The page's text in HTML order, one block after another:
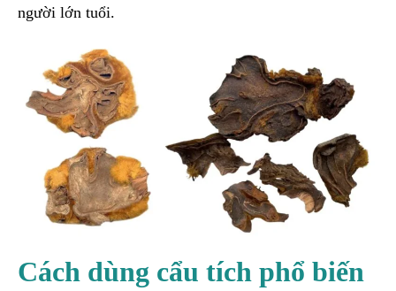
người lớn tuổi.
Cách dùng cẩu tích phổ biến